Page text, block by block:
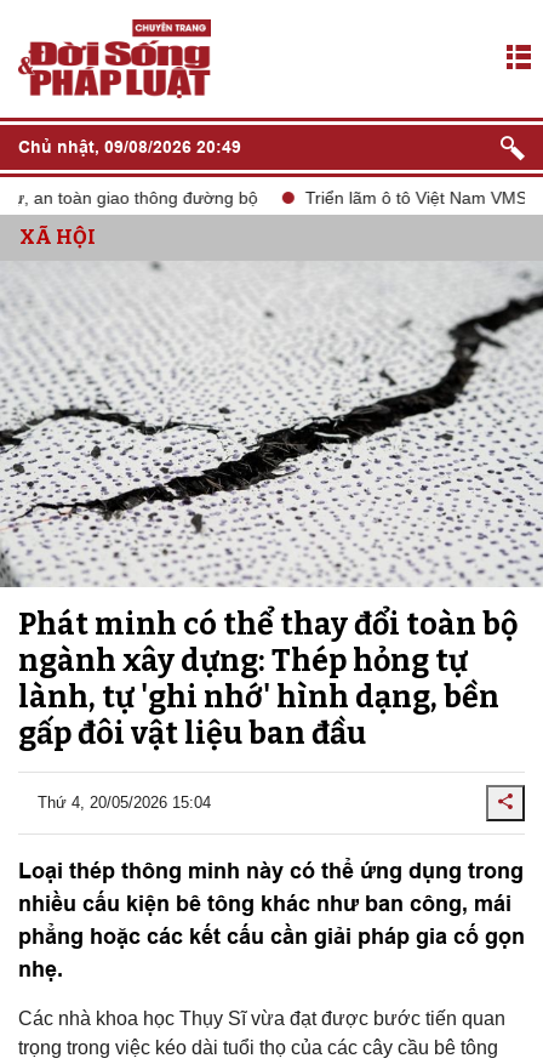
Chủ nhật, 09/08/2026 20:49
toàn giao thông đường bộ Triển lãm ô tô Việt Nam VMS 2024
XÃ HỘI
Phát minh có thể thay đổi toàn bộ
ngành xây dựng: Thép hỏng tự
lành, tự 'ghi nhớ' hình dạng, bền
gấp đôi vật liệu ban đầu
Thứ 4, 20/05/2026 15:04
Loại thép thông minh này có thể ứng dụng trong
nhiều cấu kiện bê tông khác như ban công, mái
phẳng hoặc các kết cấu cần giải pháp gia cố gọn
nhẹ.
Các nhà khoa học Thụy Sĩ vừa đạt được bước tiến quan
trọng trong việc kéo dài tuổi thọ của các cây cầu bê tông